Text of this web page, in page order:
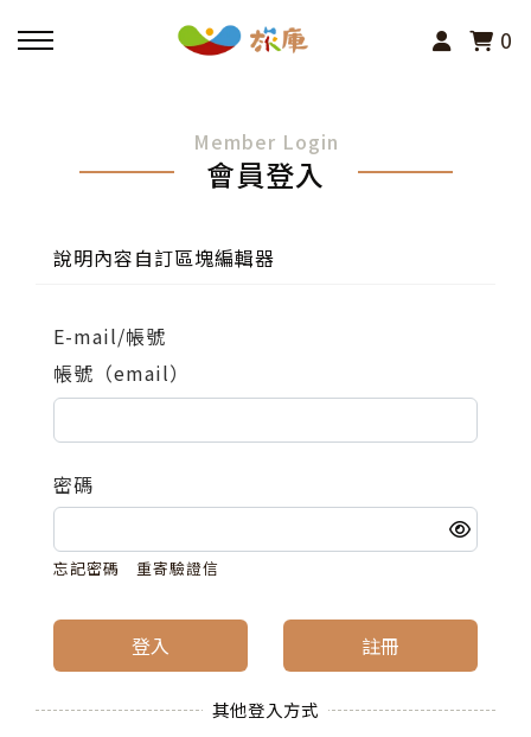
0
小旅行及主題導覽
講座、體驗與課程
其他活動
Member Login
會員登入
說明內容自訂區塊編輯器
E-mail/帳號
帳號（email）
密碼
忘記密碼 重寄驗證信
登入 註冊